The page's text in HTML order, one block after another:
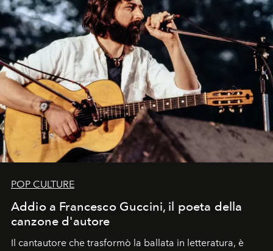
POP CULTURE
Addio a Francesco Guccini, il poeta della
canzone d'autore
Il cantautore che trasformò la ballata in letteratura, è